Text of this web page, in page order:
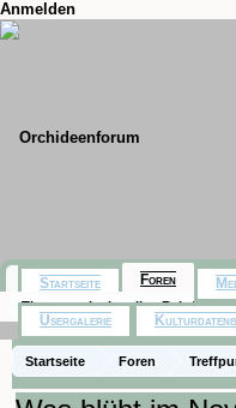
Anmelden
Startseite Foren
Orchideenfotos (Hybriden)
Startseite Foren
Themen mit aktuellen Beiträgen
Usergalerie